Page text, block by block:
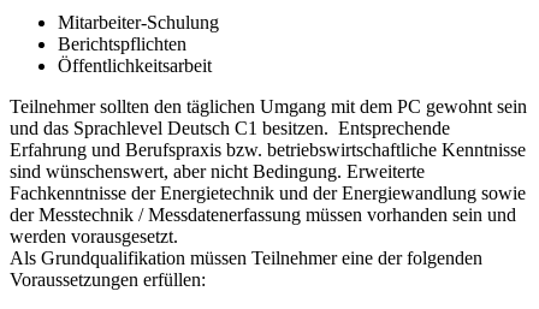
Mitarbeiter-Schulung
Berichtspflichten
Öffentlichkeitsarbeit
Teilnehmer sollten den täglichen Umgang mit dem PC gewohnt sein
und das Sprachlevel Deutsch C1 besitzen. Entsprechende
Erfahrung und Berufspraxis bzw. betriebswirtschaftliche Kenntnisse
sind wünschenswert, aber nicht Bedingung. Erweiterte
Fachkenntnisse der Energietechnik und der Energiewandlung sowie
der Messtechnik / Messdatenerfassung müssen vorhanden sein und
werden vorausgesetzt.
Als Grundqualifikation müssen Teilnehmer eine der folgenden
Voraussetzungen erfüllen: